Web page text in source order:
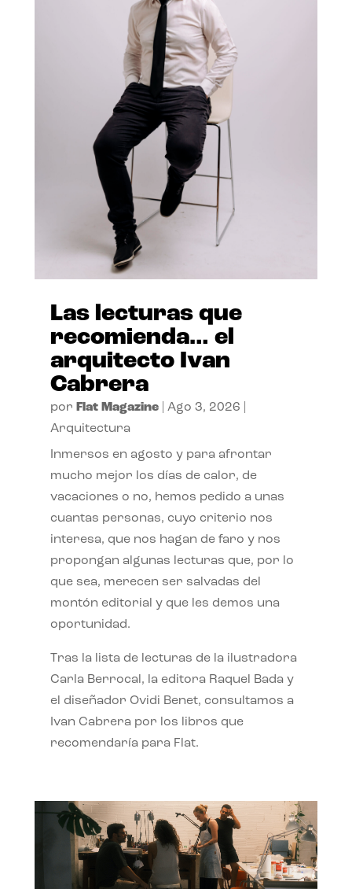
Las lecturas que
recomienda… el
arquitecto Ivan
Cabrera
por Flat Magazine| Ago 3, 2026
Arquitectura
Inmersos en agosto y para afrontar
mucho mejor los días de calor, de
vacaciones o no, hemos pedido a unas
cuantas personas, cuyo criterio nos
interesa, que nos hagan de faro y nos
propongan algunas lecturas que, por lo
que sea, merecen ser salvadas del
montón editorial y que les demos una
oportunidad.
Tras la lista de lecturas de la ilustradora
Carla Berrocal, la editora Raquel Bada y
el diseñador Ovidi Benet, consultamos a
Ivan Cabrera por los libros que
recomendaría para Flat.